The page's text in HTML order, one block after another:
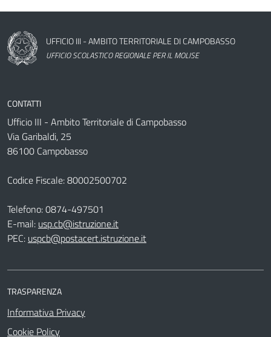
Nome dell'amministrazione
UFFICIO III - AMBITO TERRITORIALE DI CAMPOBASSO
UFFICIO SCOLASTICO REGIONALE PER IL MOLISE
CONTATTI
Ufficio III - Ambito Territoriale di Campobasso
Via Garibaldi, 25
86100 Campobasso
Codice Fiscale: 80002500702
Telefono:0874-497501
E-mail: usp.cb@istruzione.it
PEC: uspcb@postacert.istruzione.it
TRASPARENZA
Informativa Privacy
Cookie Policy